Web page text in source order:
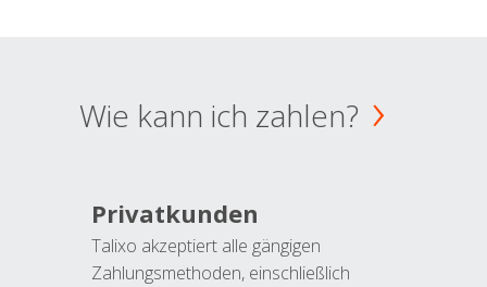
Wie kann ich zahlen?
Privatkunden
Talixo akzeptiert alle gängigen
Zahlungsmethoden, einschließlich